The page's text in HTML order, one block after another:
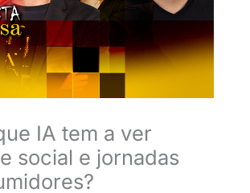
IA tem a ver
social e jornadas